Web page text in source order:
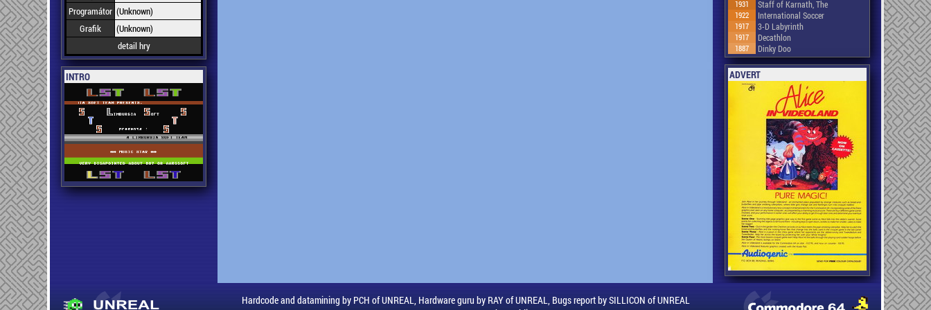
Programátor (Unknown)
Grafik
(Unknown)
detail hry
INTRO
1931 Staff of Karnath, The
1922 International Soccer
1917 3-D Labyrinth
1917 Decathlon
1887 Dinky Doo
ADVERT
Hardcode and datamining by PCH of UNREAL, Hardware guru by RAY of UNREAL, Bugs report by SILLICON of UNREAL